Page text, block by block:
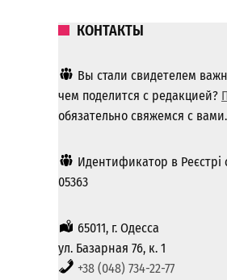
КОНТАКТЫ
Вы стали свидетелем
чем поделится с редакцией?
обязательно свяжемся с вами.
Идентификатор в Реєстрі
05363
65011, г. Одесса
ул. Базарная 76, к. 1
+38 (048) 734-22-77